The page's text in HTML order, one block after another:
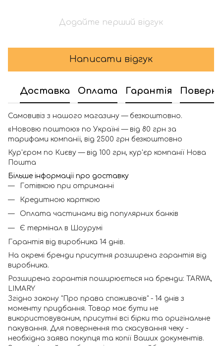
Додайте перший відгук
Написати відгук
Доставка Оплата Гарантія
Самовивіз з нашого магазину — безкоштовно.
«Нововю поштою» по Україні — від 80 грн за
тарифами компанії, від 2500 грн безкоштовно
Кур'єром по Києву — від 100 грн, кур'єр компанії Нова
Пошта
Більше інформації про доставку
Готівкою при отриманні
Кредитною карткою
Оплата частинами від популярних банків
Є термінал в Шоурумі
Гарантія від виробника 14 днів.
На окремі бренди присутня розширена гарантія від
виробника.
Розширена гарантія поширюється на бренди: TARWA,
LIMARY
Згідно закону "Про права споживачів" - 14 днів з
моменту придбання. Товар має бути не
використовуваним, присутні всі бірки та оригінальне
пакування. Для повернення та скасування чеку -
необхідна заява покупця та копії Ваших документів.